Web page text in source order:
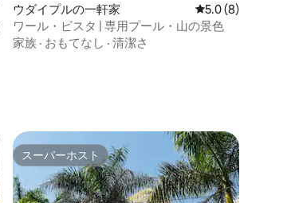
件、5つ星中4.94つ星の平均評価
ウダイプルの一軒家 レビュー8件、5つ
5.0 (8)
ワール・ビスタ | 専用プール・山の景色
家族 · おもてなし · 清潔さ
スーパーホスト
スーパーホスト